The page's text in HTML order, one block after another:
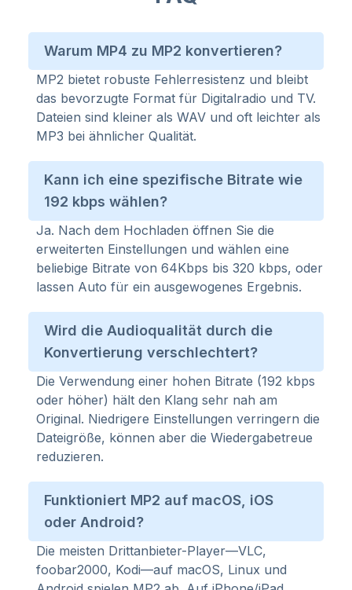
Warum MP4 zu MP2 konvertieren?
MP2 bietet robuste Fehlerresistenz und bleibt
das bevorzugte Format für Digitalradio und TV.
Dateien sind kleiner als WAV und oft leichter als
MP3 bei ähnlicher Qualität.
Kann ich eine spezifische Bitrate wie
192 kbps wählen?
Ja. Nach dem Hochladen öffnen Sie die
erweiterten Einstellungen und wählen eine
beliebige Bitrate von 64Kbps bis 320 kbps, oder
lassen Auto für ein ausgewogenes Ergebnis.
Wird die Audioqualität durch die
Konvertierung verschlechtert?
Die Verwendung einer hohen Bitrate (192 kbps
oder höher) hält den Klang sehr nah am
Original. Niedrigere Einstellungen verringern die
Dateigröße, können aber die Wiedergabetreue
reduzieren.
Funktioniert MP2 auf macOS, iOS
oder Android?
Die meisten Drittanbieter-Player—VLC,
foobar2000, Kodi—auf macOS, Linux und